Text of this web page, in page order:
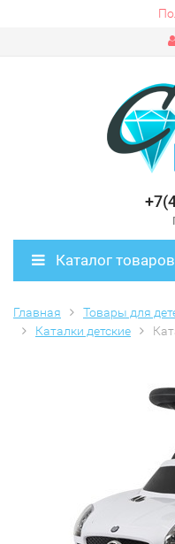
Каталог товаров
Главная Товары для
Каталки детские